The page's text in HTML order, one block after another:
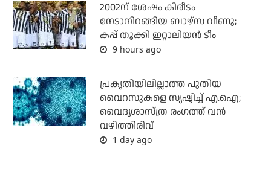
2002ന് ശേഷം കിരീടം
നേടാനിറങ്ങിയ ബാഴ്സ വീണു;
കപ്പ് തൂക്കി ഇറ്റാലിയൻ ടീം
9 hours ago
പ്രകൃതിയിലില്ലാത്ത പുതിയ
വൈറസുകളെ സൃഷ്ടിച്ച് എ.ഐ;
വൈദ്യശാസ്ത്ര രംഗത്ത് വന്‍
വഴിത്തിരിവ്
1 day ago